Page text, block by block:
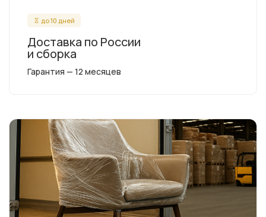
до 10 дней
Доставка по России
и сборка
Гарантия — 12 месяцев